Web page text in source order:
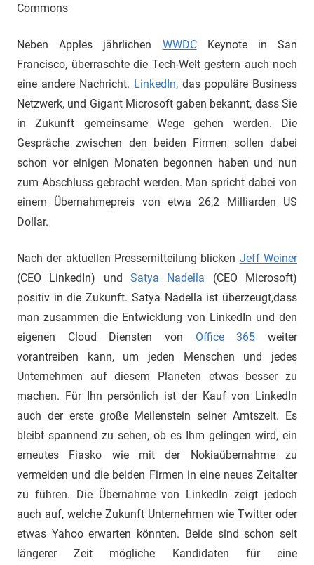
Commons
Neben Apples jährlichen WWDCKeynote in San
Francisco, überraschte die Tech-Welt gestern auch noch
eine andere Nachricht. LinkedIn, das populäre Business
Netzwerk, und Gigant Microsoft gaben bekannt, dass Sie
in Zukunft gemeinsame Wege gehen werden. Die
Gespräche zwischen den beiden Firmen sollen dabei
schon vor einigen Monaten begonnen haben und nun
zum Abschluss gebracht werden. Man spricht dabei von
einem Übernahmepreis von etwa 26,2 Milliarden US
Dollar.
Nach der aktuellen Pressemitteilung blicken Jeff Weiner
(CEO LinkedIn) und Satya Nadella (CEO Microsoft)
positiv in die Zukunft. Satya Nadella ist überzeugt,dass
man zusammen die Entwicklung von LinkedIn und den
eigenen Cloud Diensten von Office 365 weiter
vorantreiben kann, um jeden Menschen und jedes
Unternehmen auf diesem Planeten etwas besser zu
machen. Für Ihn persönlich ist der Kauf von LinkedIn
auch der erste große Meilenstein seiner Amtszeit. Es
bleibt spannend zu sehen, ob es Ihm gelingen wird, ein
erneutes Fiasko wie mit der Nokiaübernahme zu
vermeiden und die beiden Firmen in eine neues Zeitalter
zu führen. Die Übernahme von LinkedIn zeigt jedoch
auch auf, welche Zukunft Unternehmen wie Twitter oder
etwas Yahoo erwarten könnten. Beide sind schon seit
längerer Zeit mögliche Kandidaten für eine